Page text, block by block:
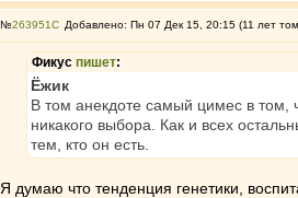
№263951 Добавлено: Пн 07 Дек 15, 20:15 (11 лет
Фикус пишет:
Ёжик
В том анекдоте самый цимес в том,
никакого выбора. Как и всех
тем, кто он есть.
Я думаю что тенденция генетики,